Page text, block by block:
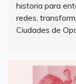
historia para
redes,
Ciudades de